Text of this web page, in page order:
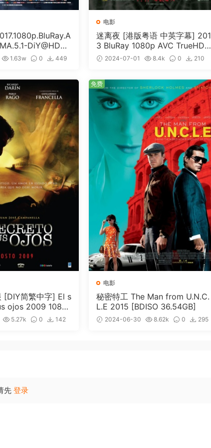
DiY@HDHo
1.63w 0
449
电影
迷离夜 [港版粤语 中英字幕] 201
3 BluRay 1080p AVC TrueHD5.
1 [BDISO 22.64GB]
2024-07-01 8.4k 0
210
[DIY简繁中字] El s
ojos 2009 1080
DTS-HDMA 5.1-
5.27k 0
142
电影
秘密特工 The Man from U.N.C.
L.E 2015 [BDISO 36.54GB]
2024-06-30 8.62k 0
295
免费
先 登录